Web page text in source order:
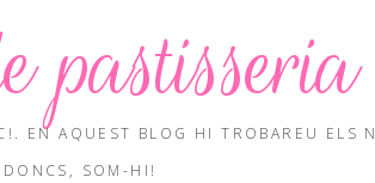
pastisseria
EN AQUEST BLOG HI TROBAREU ELS
DONCS, SOM-HI!